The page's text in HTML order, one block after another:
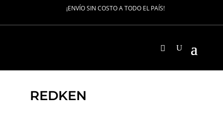
¡ENVÍO SIN COSTO A TODO EL PAÍS!
REDKEN